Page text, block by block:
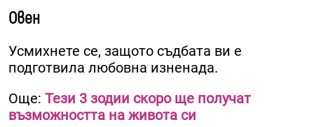
Овен
Усмихнете се, защото съдбата ви е
подготвила любовна изненада.
Още: Тези 3 зодии скоро ще получат
възможността на живота си